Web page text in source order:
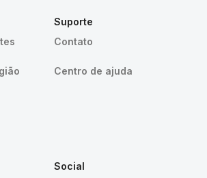
Suporte
Contato
Centro de ajuda
Social